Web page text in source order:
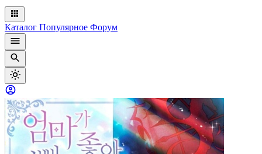
Каталог Популярное Форум